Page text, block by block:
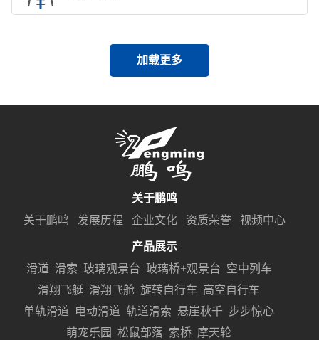
加载更多
关于鹏鸣
关于鹏鸣
发展历程 企业文化 资质荣誉 视频中心
产品展示
滑道 滑索 玻璃观景台 玻璃桥+观景台 空中列车
滑翔飞艇 滑翔飞舱 旋转自行车 高空自行车
单轨滑道
电动滑道 轨道滑索 悬崖秋千 步步惊心
萌宠乐园
松鼠部落 索桥 摩天轮